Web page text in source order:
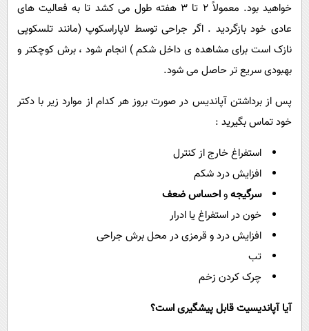
خواهید بود. معمولاً 2 تا 3 هفته طول می کشد تا به فعالیت های
عادی خود بازگردید . اگر جراحی توسط لاپاراسکوپ (مانند تلسکوپی
نازک است برای مشاهده ی داخل شکم ) انجام شود ، برش کوچکتر و
بهبودی سریع تر حاصل می شود.
پس از برداشتن آپاندیس در صورت بروز هر کدام از موارد زیر با دکتر
خود تماس بگیرید :
استفراغ خارج از کنترل
افزایش درد شکم
سرگیجهواحساس ضعف
خون در استفراغ یا ادرار
افزایش درد و قرمزی در محل برش جراحی
تب
چرک کردن زخم
آیا آپاندیسیت قابل پیشگیری است؟